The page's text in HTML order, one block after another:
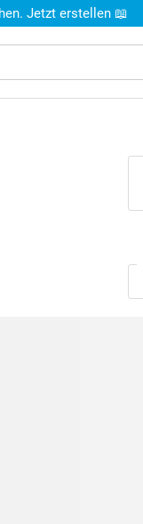
Jetzt erstellen 📖